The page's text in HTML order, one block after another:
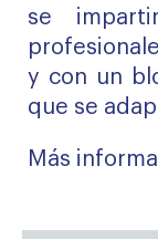
se
y con un
que se
Más